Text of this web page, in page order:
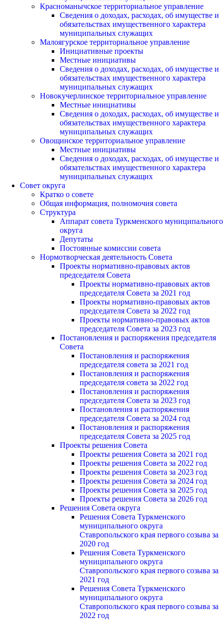
Красноманычское территориальное управление
Сведения о доходах, расходах, об имуществе и
обязательствах имущественного характера
муниципальных служащих
Малоягурское территориальное управление
Инициативные проекты
Местные инициативы
Сведения о доходах, расходах, об имуществе и
обязательствах имущественного характера
муниципальных служащих
Новокучерлинское территориальное управление
Местные инициативы
Сведения о доходах, расходах, об имуществе и
обязательствах имущественного характера
муниципальных служащих
Овощинское территориальное управление
Местные инициативы
Сведения о доходах, расходах, об имуществе и
обязательствах имущественного характера
муниципальных служащих
Совет округа
Кратко о совете
Общая информация, полномочия совета
Структура
Аппарат совета Туркменского муниципального
округа
Депутаты
Постоянные комиссии совета
Нормотворческая деятельность Совета
Проекты нормативно-правовых актов
председателя Cовета
Проекты нормативно-правовых актов
председателя Cовета за 2021 год
Проекты нормативно-правовых актов
председателя Cовета за 2022 год
Проекты нормативно-правовых актов
председателя Cовета за 2023 год
Постановления и распоряжения председателя
Cовета
Постановления и распоряжения
председателя совета за 2021 год
Постановления и распоряжения
председателя совета за 2022 год
Постановления и распоряжения
председателя Cовета за 2023 год
Постановления и распоряжения
председателя Cовета за 2024 год
Постановления и распоряжения
председателя Cовета за 2025 год
Проекты решения Cовета
Проекты решения Совета за 2021 год
Проекты решения Совета за 2022 год
Проекты решения Cовета за 2023 год
Проекты решения Совета за 2024 год
Проекты решения Совета за 2025 год
Проекты решения Совета за 2026 год
Решения Совета округа
Решения Совета Туркменского
муниципального округа
Ставропольского края первого созыва за
2020 год
Решения Совета Туркменского
муниципального округа
Ставропольского края первого созыва за
2021 год
Решения Совета Туркменского
муниципального округа
Ставропольского края первого созыва за
2022 год